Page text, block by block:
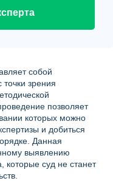
собой
точки зрения
позволяет
которых можно
и добиться
Данная
выявлению
которые суд не станет